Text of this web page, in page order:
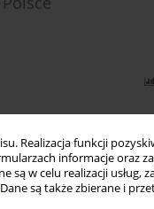
Realizacja funkcji
informacje oraz
są w celu realizacji
są także zbierane i